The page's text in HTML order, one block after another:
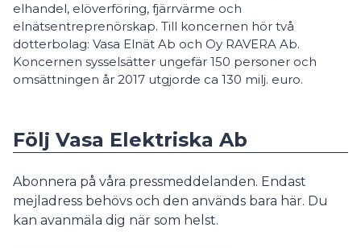
elhandel, elöverföring, fjärrvärme och
elnätsentreprenörskap. Till koncernen hör två
dotterbolag: Vasa Elnät Ab och Oy RAVERA Ab.
Koncernen sysselsätter ungefär 150 personer och
omsättningen år 2017 utgjorde ca 130 milj. euro.
Följ Vasa Elektriska Ab
Abonnera på våra pressmeddelanden. Endast
mejladress behövs och den används bara här. Du
kan avanmäla dig när som helst.